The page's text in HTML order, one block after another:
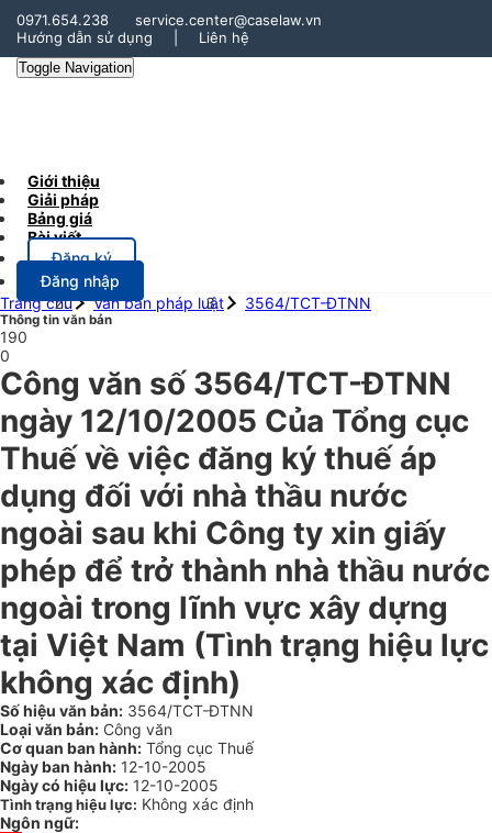
0971.654.238
service.center@caselaw.vn
Hướng dẫn sử dụng
Liên hệ
Toggle Navigation
Giới thiệu
Giải pháp
Bảng giá
Bài viết
Đăng ký
Đăng nhập
Trang chủ
Văn bản pháp luật 3564/TCT-ĐTNN
Thông tin văn bản
190
0
Công văn số 3564/TCT-ĐTNN
ngày 12/10/2005 Của Tổng cục
Thuế về việc đăng ký thuế áp
dụng đối với nhà thầu nước
ngoài sau khi Công ty xin giấy
phép để trở thành nhà thầu nước
ngoài trong lĩnh vực xây dựng
tại Việt Nam (Tình trạng hiệu lực
không xác định)
Số hiệu văn bản: 3564/TCT-ĐTNN
Loại văn bản: Công văn
Cơ quan ban hành: Tổng cục Thuế
Ngày ban hành: 12-10-2005
Ngày có hiệu lực: 12-10-2005
Tình trạng hiệu lực: Không xác định
Ngôn ngữ: